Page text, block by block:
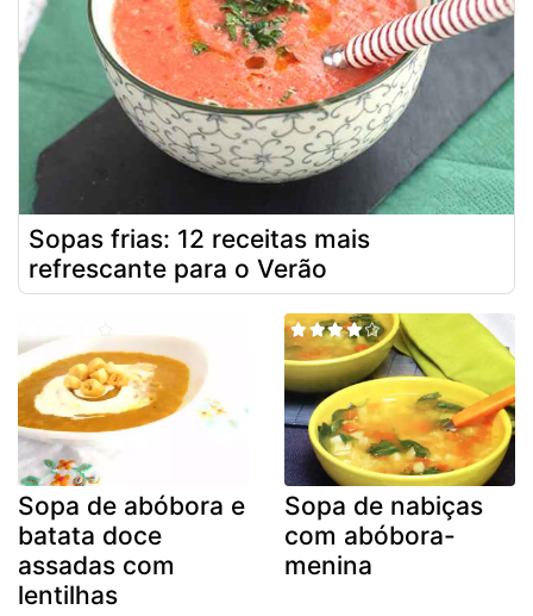
Sopas frias: 12 receitas mais
refrescante para o Verão
Sopa de abóbora e
batata doce
assadas com
lentilhas
Sopa de nabiças
com abóbora-
menina